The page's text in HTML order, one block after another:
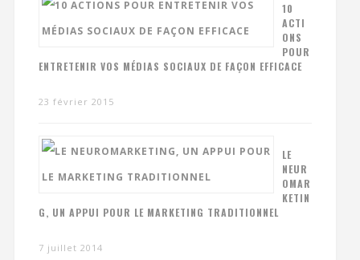
10
ACTI
ONS
POUR
ENTRETENIR VOS MÉDIAS SOCIAUX DE FAÇON EFFICACE
23 février 2015
LE
NEUR
OMAR
KETIN
G, UN APPUI POUR LE MARKETING TRADITIONNEL
7 juillet 2014